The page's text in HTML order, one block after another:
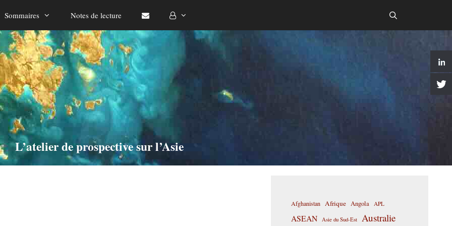
Sommaires Notes de lecture
L’atelier de prospective sur l’Asie
Afghanistan Afrique Angola APL
ASEAN Asie du Sud-Est Australie